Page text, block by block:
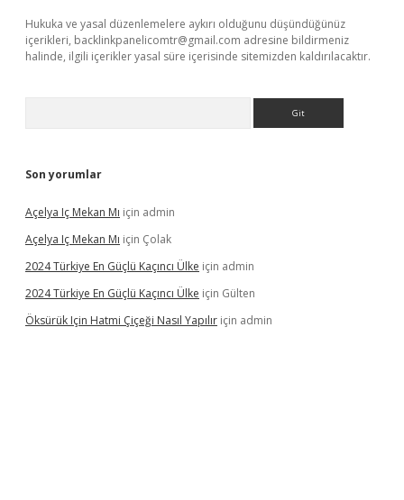
Hukuka ve yasal düzenlemelere aykırı olduğunu düşündüğünüz
içerikleri, backlinkpanelicomtr@gmail.com adresine bildirmeniz
halinde, ilgili içerikler yasal süre içerisinde sitemizden kaldırılacaktır.
Son yorumlar
Açelya Iç Mekan Mı için admin
Açelya Iç Mekan Mı için Çolak
2024 Türkiye En Güçlü Kaçıncı Ülke için admin
2024 Türkiye En Güçlü Kaçıncı Ülke için Gülten
Öksürük Için Hatmi Çiçeği Nasıl Yapılır için admin